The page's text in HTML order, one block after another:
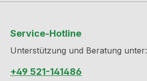
Service-Hotline
Unterstützung und Beratung unter:
+49 521-141486